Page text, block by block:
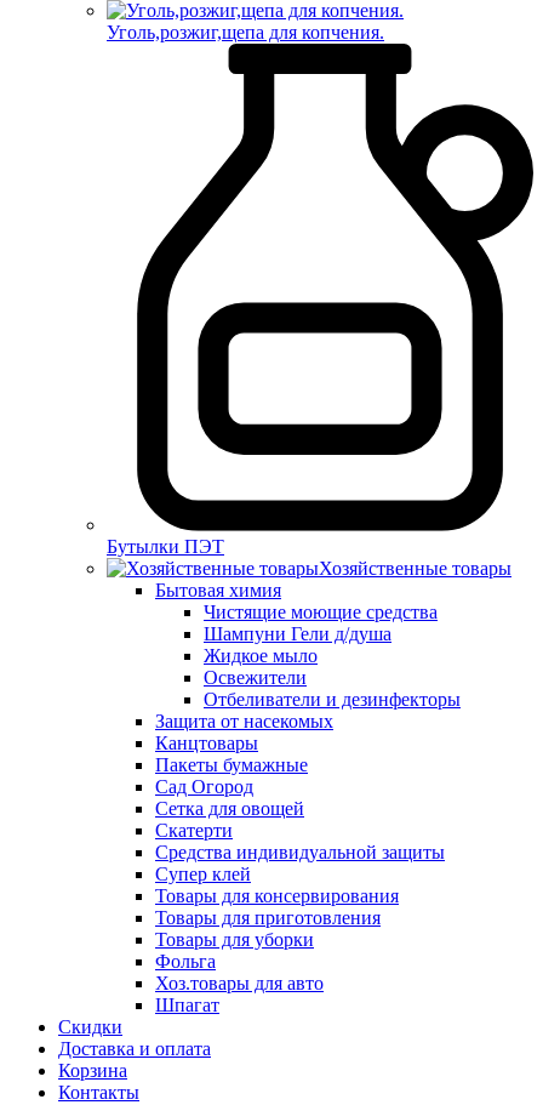
Уголь,розжиг,щепа для копчения.
Бутылки ПЭТ
Хозяйственные товары
Бытовая химия
Чистящие моющие средства
Шампуни Гели д/душа
Жидкое мыло
Освежители
Отбеливатели и дезинфекторы
Защита от насекомых
Канцтовары
Пакеты бумажные
Сад Огород
Сетка для овощей
Скатерти
Средства индивидуальной защиты
Супер клей
Товары для консервирования
Товары для приготовления
Товары для уборки
Фольга
Хоз.товары для авто
Шпагат
Скидки
Доставка и оплата
Корзина
Контакты